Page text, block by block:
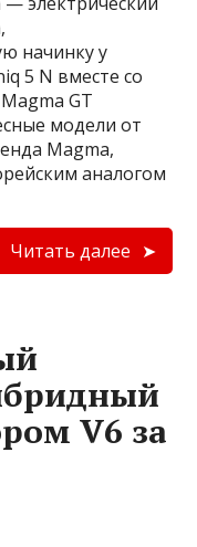
начинку у
5 N вместе со
GT
модели от
Magma,
аналогом
Читать далее
V6 за